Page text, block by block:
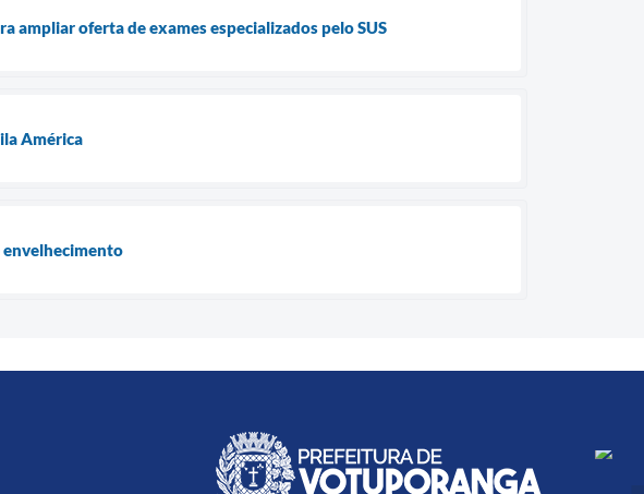
ampliar oferta de exames especializados pelo SUS
América
envelhecimento